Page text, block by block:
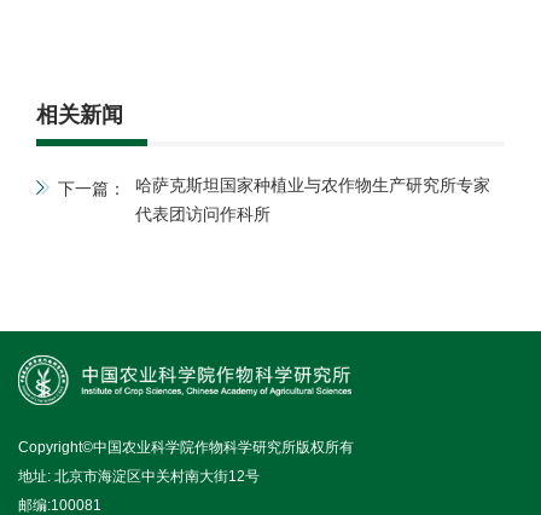
相关新闻
下一篇：
哈萨克斯坦国家种植业与农作物生产研究所专家
代表团访问作科所
Copyright©中国农业科学院作物科学研究所版权所有
地址: 北京市海淀区中关村南大街12号
邮编:100081